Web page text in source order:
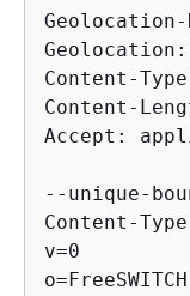
Content-
Content-
Accept:
--unique-
Content-
v=0
o=FreeSWITCH